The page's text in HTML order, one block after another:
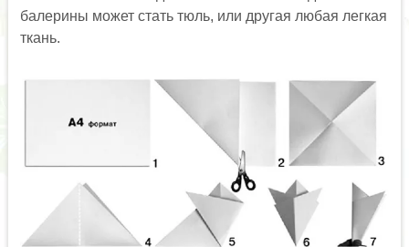
балерины может стать тюль, или другая любая легкая
ткань.